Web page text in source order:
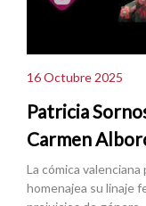
16 Octubre 2025
Patricia
Carmen
La cómica
homenajea su linaje